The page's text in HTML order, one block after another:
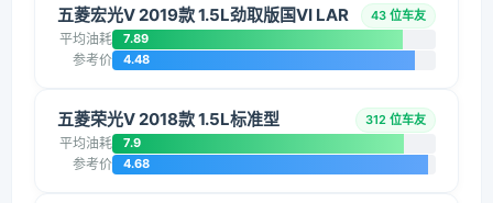
五菱宏光V 2019款 1.5L劲取版国VI LAR 43 位车友
平均油耗 7.89
参考价 4.48
五菱荣光V 2018款 1.5L标准型 312 位车友
平均油耗 7.9
参考价 4.68